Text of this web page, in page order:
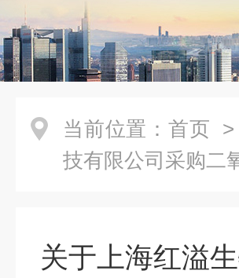
当前位置： 首页 >
技有限公司采购二
关于上海红溢